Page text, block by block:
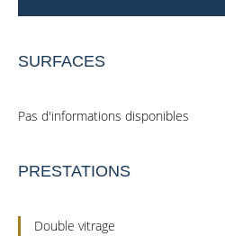
SURFACES
Pas d'informations disponibles
PRESTATIONS
Double vitrage